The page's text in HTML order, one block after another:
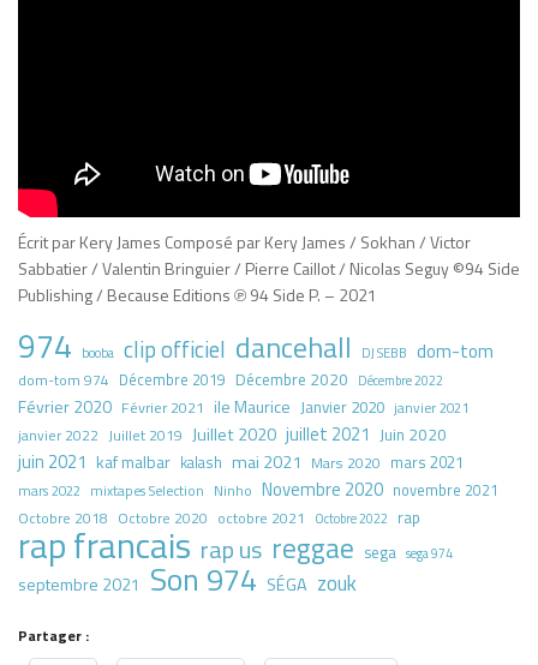
Écrit par Kery James Composé par Kery James / Sokhan / Victor
Sabbatier / Valentin Bringuier / Pierre Caillot / Nicolas Seguy ©94 Side
Publishing / Because Editions ℗ 94 Side P. – 2021
974 booba clip officiel dancehall DJ SEBB dom-tom
dom-tom 974 Décembre 2019 Décembre 2020 Décembre 2022
Février 2020 Février 2021 ile Maurice Janvier 2020 janvier 2021
janvier 2022 Juillet 2019 Juillet 2020 juillet 2021 Juin 2020
juin 2021 kaf malbar kalash mai 2021 Mars 2020 mars 2021
mars 2022 mixtapes Selection Ninho Novembre 2020 novembre 2021
Octobre 2018 Octobre 2020 octobre 2021 Octobre 2022 rap
rap francais rap us reggae sega sega 974
septembre 2021 Son 974 SÉGA zouk
Partager :